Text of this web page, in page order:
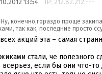
13:54 IP: 212.82.212.---
конечно,гораздо проще
так как, последние просто
акций эта – самая
стали, че полезного
если бы они что-